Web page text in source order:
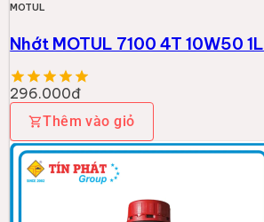
MOTUL
Nhớt MOTUL 7100 4T 10W50 1L
296.000đ
Thêm vào giỏ